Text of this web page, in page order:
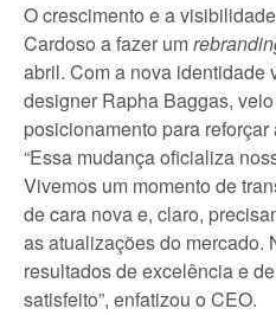
O crescimento e a
Cardoso a fazer um
abril. Com a nova identidade
designer Rapha Baggas,
posicionamento para
“Essa mudança oficializa
Vivemos um momento de
de cara nova e, claro,
as atualizações do mercado.
resultados de excelência e
satisfeito”, enfatizou o CEO.